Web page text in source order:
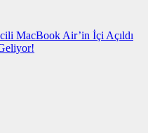
MacBook Air’in İçi Açıldı